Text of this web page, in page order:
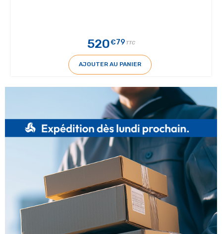
520€79 TTC
AJOUTER AU PANIER